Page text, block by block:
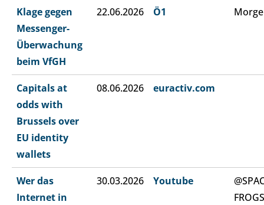
Klage gegen
Messenger-
Überwachung
beim VfGH
22.06.2026 Ö1
Capitals at
odds with
Brussels over
EU identity
wallets
08.06.2026 euractiv.com
Wer das
Internet in
30.03.2026 Youtube
FROGS